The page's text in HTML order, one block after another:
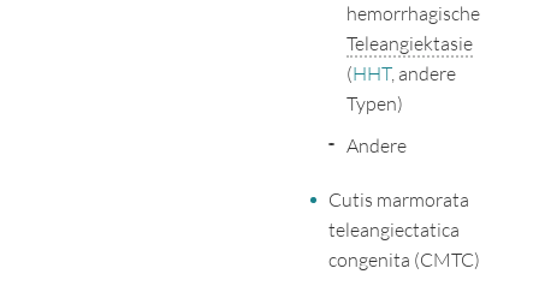
hemorrhagische
Teleangiektasie
(HHT, andere
Typen)
Andere
Cutis marmorata
teleangiectatica
congenita (CMTC)